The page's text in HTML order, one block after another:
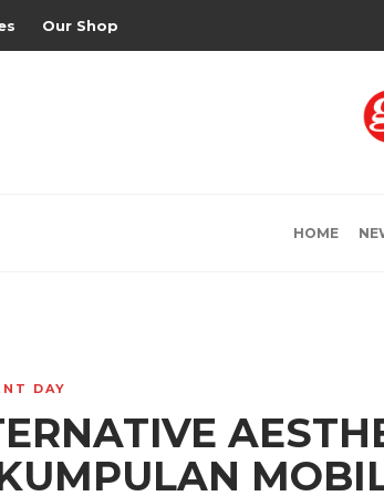
Our Shop
HOME
DAY